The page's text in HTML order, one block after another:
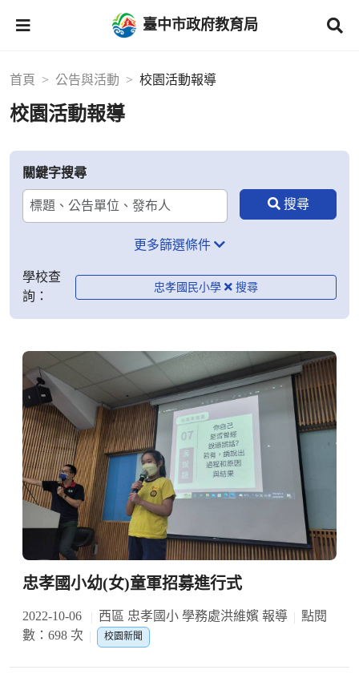
臺中市政府教育局
首頁 公告與活動 校園活動報導
校園活動報導
關鍵字搜尋
更多篩選條件
學校查
詢：
忠孝國民小學
忠孝國小幼(女)童軍招募進行式
2022-10-06 西區 忠孝國小 學務處洪維嬪 報導
點閱
數：698 次
校園新聞